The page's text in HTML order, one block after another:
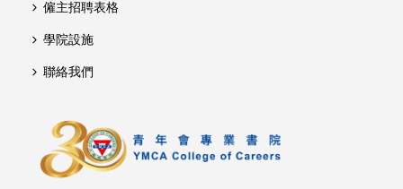
僱主招聘表格
學院設施
聯絡我們